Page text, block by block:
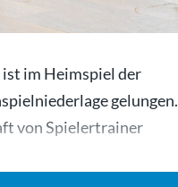
ist im Heimspiel der
gelungen.
von Spielertrainer